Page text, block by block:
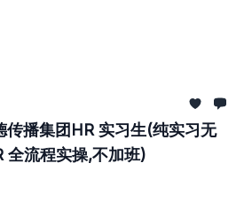
传播集团HR 实习生(纯实习无
全流程实操,不加班)